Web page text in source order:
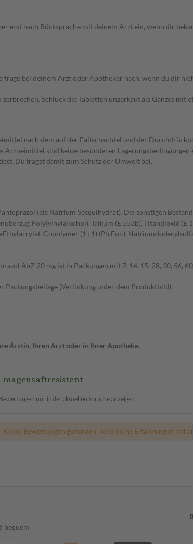
nach Rücksprache mit deinem Arzt ein, wenn dir
bei deinem Arzt oder Apotheker nach, wenn du dir
Schluck die Tabletten unzerkaut als Ganzes mit
nach dem auf der Faltschachtel und der
Arzneimittel sind keine besonderen
Du trägst damit zum Schutz der Umwelt bei.
(als Natrium Sesquihydrat). Die sonstigen
Poly(vinylalkohol), Talkum (E 553b), Titandioxid (E
Copolymer (1 : 1) (Ph.Eur.),
AbZ 20 mg ist in Packungen mit 7, 14, 15, 28, 30, 56,
(Verlinkung unter dem Produktbild).
Ärztin, Ihren Arzt oder in Ihrer Apotheke.
Bewertungen nur in der aktuellen Sprache anzeigen.
Keine Bewertungen gefunden. Teile deine Erfahrungen mit
bequem